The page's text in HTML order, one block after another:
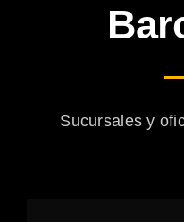
Sucursales y